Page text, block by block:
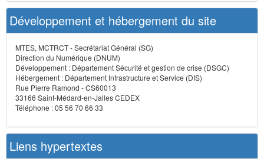
Développement et hébergement du site
MTES, MCTRCT - Secrétariat Général (SG)
Direction du Numérique (DNUM)
Développement : Département Sécurité et gestion de crise (DSGC)
Hébergement : Département Infrastructure et Service (DIS)
Rue Pierre Ramond - CS60013
33166 Saint-Médard-en-Jalles CEDEX
Téléphone : 05 56 70 66 33
Liens hypertextes